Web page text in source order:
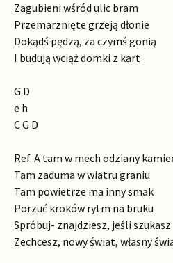
Zagubieni wśród ulic bram
Przemarznięte grzeją dłonie
Dokądś pędzą, za czymś gonią
I budują wciąż domki z kart
G D
e h
C G D
Ref. A tam w mech odziany
Tam zaduma w wiatru graniu
Tam powietrze ma inny smak
Porzuć kroków rytm na bruku
Spróbuj- znajdziesz, jeśli szukasz
Zechcesz, nowy świat, własny